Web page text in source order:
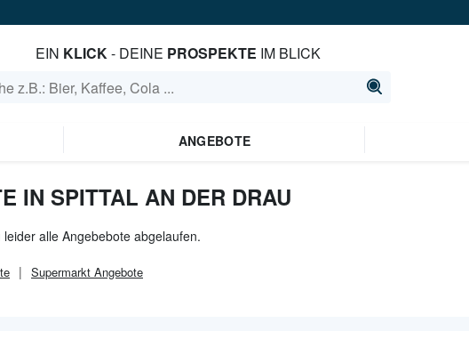
EIN KLICK- DEINE PROSPEKTE IM BLICK
ANGEBOTE
IN SPITTAL AN DER DRAU
alle Angebebote abgelaufen.
Supermarkt Angebote